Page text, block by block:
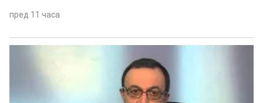
пред 11 часа